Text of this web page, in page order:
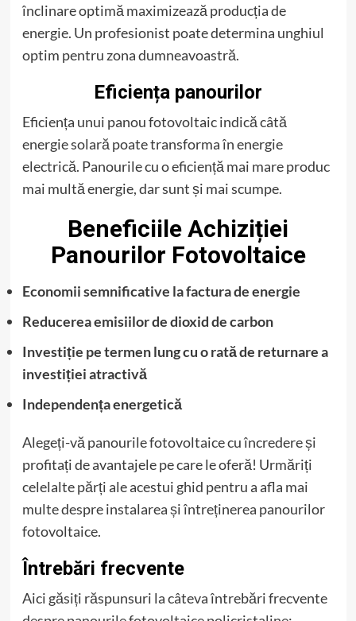
înclinare optimă maximizează producția de
energie. Un profesionist poate determina unghiul
optim pentru zona dumneavoastră.
Eficiența panourilor
Eficiența unui panou fotovoltaic indică câtă
energie solară poate transforma în energie
electrică. Panourile cu o eficiență mai mare produc
mai multă energie, dar sunt și mai scumpe.
Beneficiile Achiziției
Panourilor Fotovoltaice
Economii semnificative la factura de energie
Reducerea emisiilor de dioxid de carbon
Investiție pe termen lung cu o rată de returnare a
investiției atractivă
Independența energetică
Alegeți-vă panourile fotovoltaice cu încredere și
profitați de avantajele pe care le oferă! Urmăriți
celelalte părți ale acestui ghid pentru a afla mai
multe despre instalarea și întreținerea panourilor
fotovoltaice.
Întrebări frecvente
Aici găsiți răspunsuri la câteva întrebări frecvente